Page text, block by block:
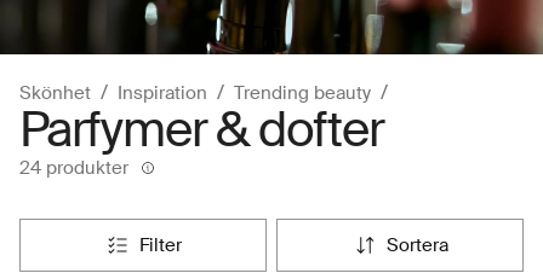
Skönhet Inspiration Trending beauty
Parfymer & dofter
24 produkter
filter sortera